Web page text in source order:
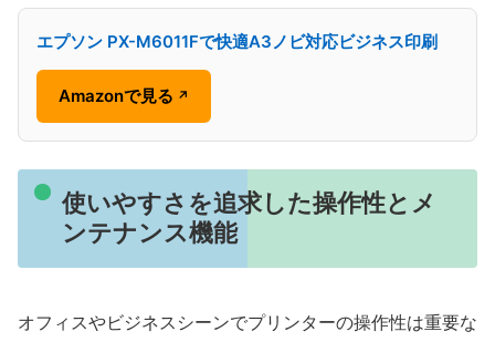
エプソン PX-M6011Fで快適A3ノビ対応ビジネス印刷
Amazonで見る ↗
使いやすさを追求した操作性とメ
ンテナンス機能
オフィスやビジネスシーンでプリンターの操作性は重要な